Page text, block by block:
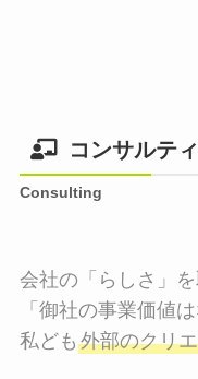
コンサルテ
Consulting
会社の「らしさ」を
「御社の事業価値
私ども 外部のクリ